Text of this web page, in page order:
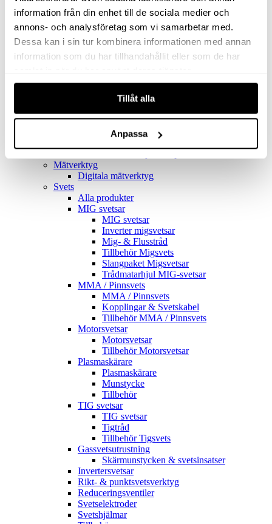
information från din enhet till de sociala medier och
annons- och analysföretag som vi samarbetar med.
Dessa kan i sin tur kombinera informationen med annan
information som du har tillhandahållit eller som de har
Tillåt alla
Anpassa
Golv- & Kombinationsmunstycke
Munstycke
Motor
Reservdelar dammsugare
Rör & handtag
Uppsamlingspåsar
Alla produkter
Mätverktyg
Digitala mätverktyg
Svets
Alla produkter
MIG svetsar
MIG svetsar
Inverter migsvetsar
Mig- & Flusstråd
Tillbehör Migsvets
Slangpaket Migsvetsar
Trådmatarhjul MIG-svetsar
MMA / Pinnsvets
MMA / Pinnsvets
Kopplingar & Svetskabel
Tillbehör MMA / Pinnsvets
Motorsvetsar
Motorsvetsar
Tillbehör Motorsvetsar
Plasmaskärare
Plasmaskärare
Munstycke
Tillbehör
TIG svetsar
TIG svetsar
Tigtråd
Tillbehör Tigsvets
Gassvetsutrustning
Skärmunstycken & svetsinsatser
Invertersvetsar
Rikt- & punktsvetsverktyg
Reduceringsventiler
Svetselektroder
Svetshjälmar